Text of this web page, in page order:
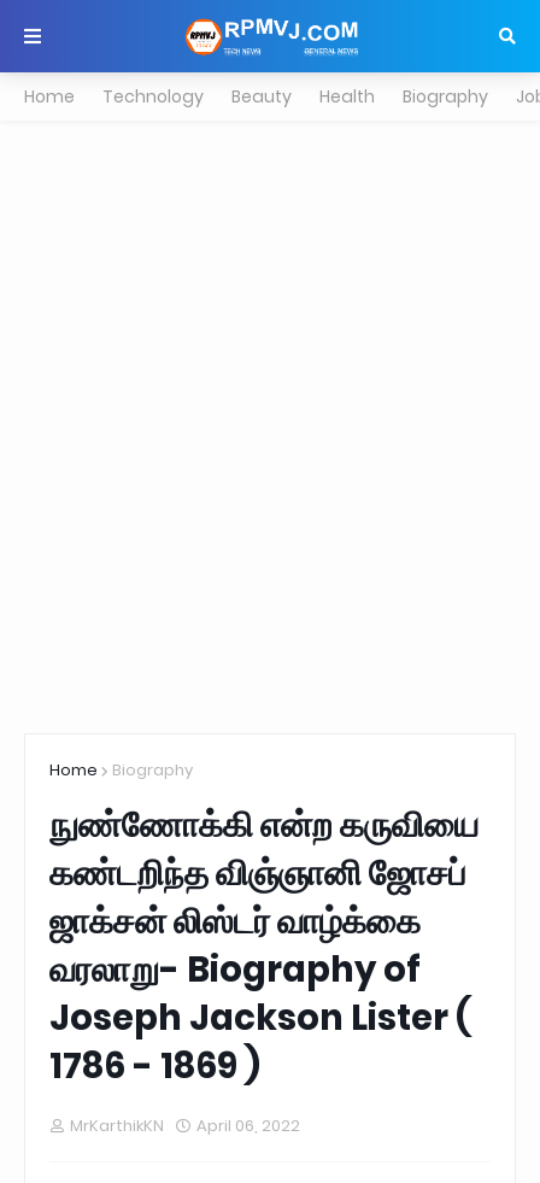
Home Technology Beauty Health Biography
Home Biography
நுண்ணோக்கி என்ற கருவியை
கண்டறிந்த விஞ்ஞானி ஜோசப்
ஜாக்சன் லிஸ்டர் வாழ்க்கை
வரலாறு- Biography of
Joseph Jackson Lister (
1786 - 1869 )
MrKarthikKN April 06, 2022